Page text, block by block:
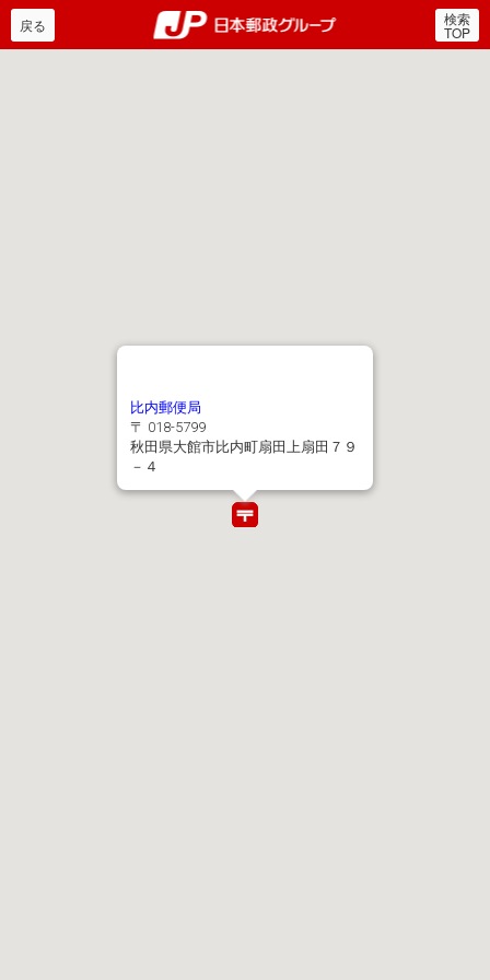
郵便局・日本郵政グルー
戻る 検索
TOP
比内郵便局
〒 018-5799
秋田県大館市比内町扇田上扇田７９
－４